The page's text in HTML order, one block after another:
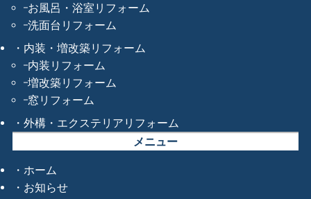
お風呂・浴室リフォーム
洗面台リフォーム
内装・増改築リフォーム
内装リフォーム
増改築リフォーム
窓リフォーム
外構・エクステリアリフォーム
メニュー
ホーム
お知らせ